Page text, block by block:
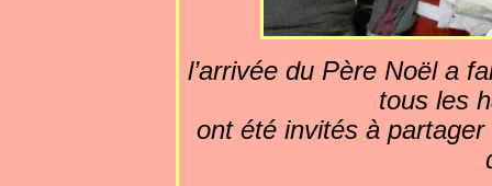
l’arrivée du Père Noël a
tous les
ont été invités à